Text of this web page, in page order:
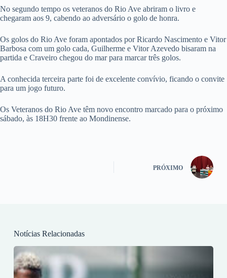
No segundo tempo os veteranos do Rio Ave abriram o livro e
chegaram aos 9, cabendo ao adversário o golo de honra.
Os golos do Rio Ave foram apontados por Ricardo Nascimento e Vitor
Barbosa com um golo cada, Guilherme e Vitor Azevedo bisaram na
partida e Craveiro chegou do mar para marcar três golos.
A conhecida terceira parte foi de excelente convívio, ficando o convite
para um jogo futuro.
Os Veteranos do Rio Ave têm novo encontro marcado para o próximo
sábado, às 18H30 frente ao Mondinense.
PRÓXIMO
Notícias Relacionadas